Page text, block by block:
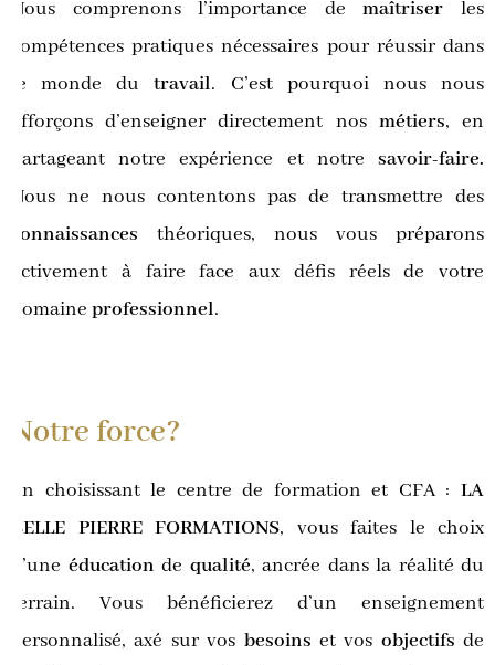
Nous comprenons l’importance demaîtriser les
compétences pratiques nécessaires pour réussir dans
le monde dutravail. C’est pourquoi nous nous
efforçons d’enseigner directement nos métiers, en
partageant notre expérience et notre savoir-faire.
Nous ne nous contentons pas de transmettre des
connaissances théoriques, nous vous préparons
activement à faire face aux défis réels de votre
domaine professionnel.
Notre force?
En choisissant le centre de formation et CFA : LA
BELLE PIERRE FORMATIONS, vous faites le choix
d’une éducation de qualité, ancrée dans la réalité du
terrain. Vous bénéficierez d’un enseignement
personnalisé, axé sur vos besoins et vos objectifs de